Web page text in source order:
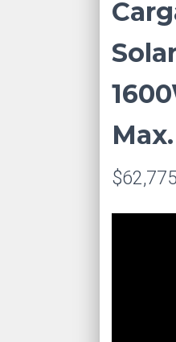
Max.
$